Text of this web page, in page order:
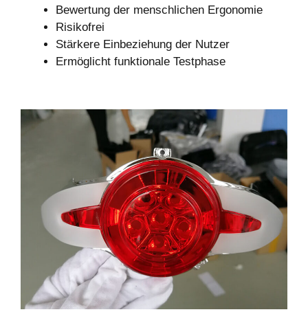
Bewertung der menschlichen Ergonomie
Risikofrei
Stärkere Einbeziehung der Nutzer
Ermöglicht funktionale Testphase